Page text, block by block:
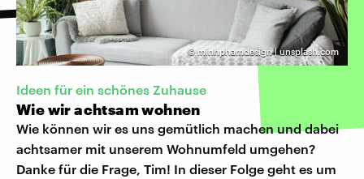
©minhphamdesign | unsplash.com
Ideen für ein schönes Zuhause
Wie wir achtsam wohnen
Wie können wir es uns gemütlich machen und dabei
achtsamer mit unserem Wohnumfeld umgehen?
Danke für die Frage, Tim! In dieser Folge geht es um